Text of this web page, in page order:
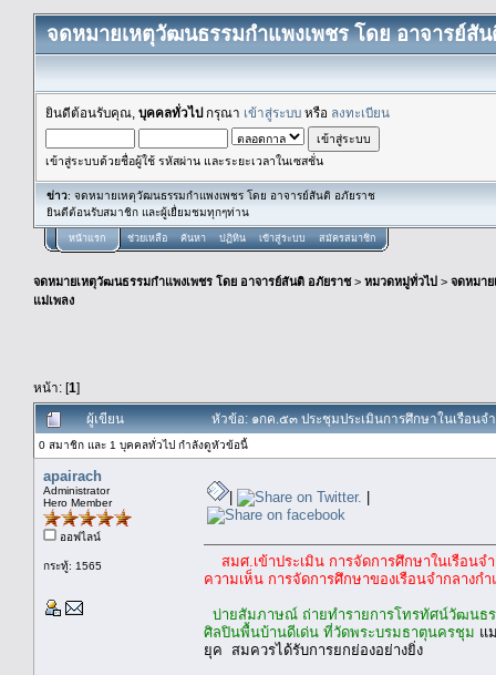
จดหมายเหตุวัฒนธรรมกำแพงเพชร โดย อาจารย์สั
ยินดีต้อนรับคุณ, บุคคลทั่วไปกรุณา เข้าสู่ระบบ หรือ ลงทะเบียน
เข้าสู่ระบบด้วยชื่อผู้ใช้ รหัสผ่าน และระยะเวลาในเซสชั่น
ข่าว: จดหมายเหตุวัฒนธรรมกำแพงเพชร โดย อาจารย์สันติ อภัยราช
ยินดีต้อนรับสมาชิก และผู้เยื่ยมชมทุกๆท่าน
หน้าแรก ช่วยเหลือ ค้นหา ปฏิทิน เข้าสู่ระบบ สมัครสมาชิก
จดหมายเหตุวัฒนธรรมกำแพงเพชร โดย อาจารย์สันติ อภัยราช> หมวดหมู่ทั่วไป > จดหมา
แม่เพลง
หน้า: [1]
ผู้เขียน หัวข้อ: ๑กค.๕๓ ประชุมประเมินการศึกษาในเรือน
0 สมาชิก และ 1 บุคคลทั่วไป กำลังดูหัวข้อนี้
apairach
Administrator
Hero Member
ออฟไลน์
กระทู้: 1565
| |
สมศ.เข้าประเมิน การจัดการศึกษาในเรือ
ความเห็น การจัดการศึกษาของเรือนจำกลาง
บ่ายสัมภาษณ์ ถ่ายทำรายการโทรทัศน์วัฒนธ
ศิลปินพื้นบ้านดีเด่น ที่วัดพระบรมธาตุนครชุม แ
ยุค สมควรได้รับการยกย่องอย่างยิ่ง